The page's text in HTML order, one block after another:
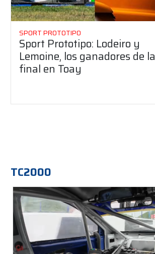
SPORT PROTOTIPO
Sport Prototipo: Lodeiro y
Lemoine, los ganadores de la
final en Toay
TC2000